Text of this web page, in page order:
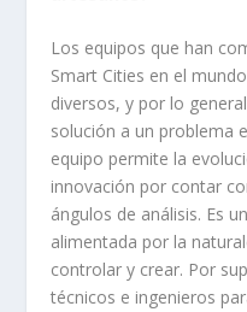
Los equipos que han
Smart Cities en el
diversos, y por lo
solución a un problema
equipo permite la
innovación por contar
ángulos de análisis. Es
alimentada por la
controlar y crear. Por
técnicos e ingenieros